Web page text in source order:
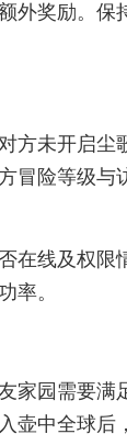
外奖励。保
方未开启尘
冒险等级与
在线及权限
率。
家园需要满
壶中全球后